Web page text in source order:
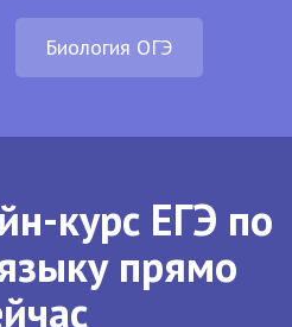
Биология ОГЭ
курс ЕГЭ по
прямо